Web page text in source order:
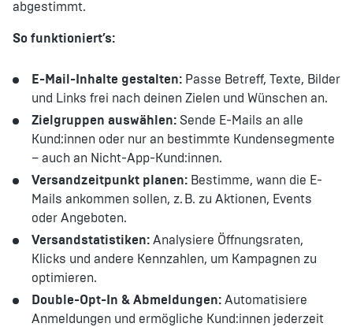
abgestimmt.
So funktioniert’s:
E-Mail-Inhalte gestalten: Passe Betreff, Texte, Bilder
und Links frei nach deinen Zielen und Wünschen an.
Zielgruppen auswählen: Sende E-Mails an alle
Kund:innen oder nur an bestimmte Kundensegmente
– auch an Nicht-App-Kund:innen.
Versandzeitpunkt planen: Bestimme, wann die E-
Mails ankommen sollen, z. B. zu Aktionen, Events
oder Angeboten.
Versandstatistiken: Analysiere Öffnungsraten,
Klicks und andere Kennzahlen, um Kampagnen zu
optimieren.
Double-Opt-In & Abmeldungen: Automatisiere
Anmeldungen und ermögliche Kund:innen jederzeit